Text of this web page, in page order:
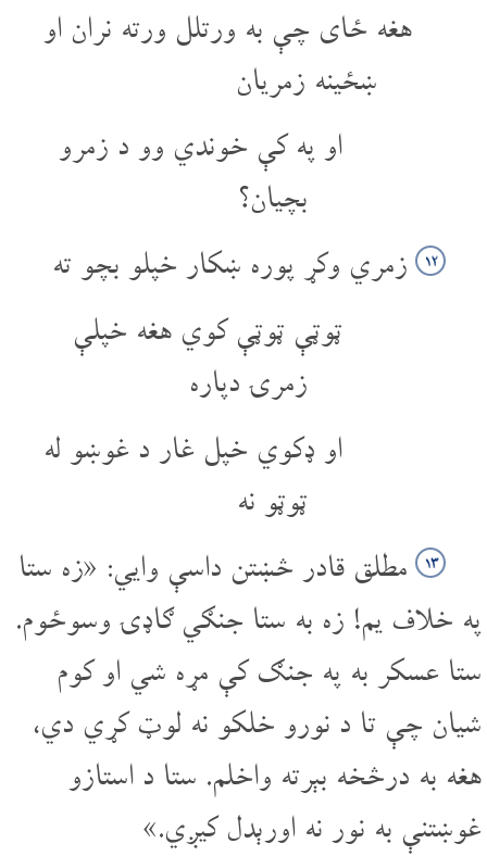
هغه ځای چې به ورتلل ورته نران او
ښځینه زمریان
او په کې خوندي وو د زمرو
بچيان؟
۱۲ زمري وکړ پوره ښکار خپلو بچو ته
ټوټې ټوټې کوي هغه خپلې
زمرۍ دپاره
او ډکوي خپل غار د غوښو له
ټوټو نه
۱۳ مطلق قادر څښتن داسې وایي: «زه ستا
په خلاف یم! زه به ستا جنګي ګاډۍ وسوځوم.
ستا عسکر به په جنګ کې مړه شي او کوم
شیان چې تا د نورو خلکو نه لوټ کړي دي،
هغه به درڅخه بېرته واخلم. ستا د استازو
غوښتنې به نور نه اورېدل کیږي.»